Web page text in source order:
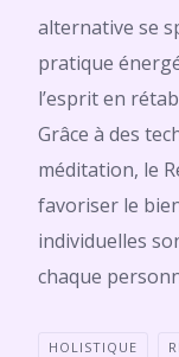
alternative se
pratique
l’esprit en
Grâce à des
méditation, le
favoriser le
individuelles
chaque
HOLISTIQUE